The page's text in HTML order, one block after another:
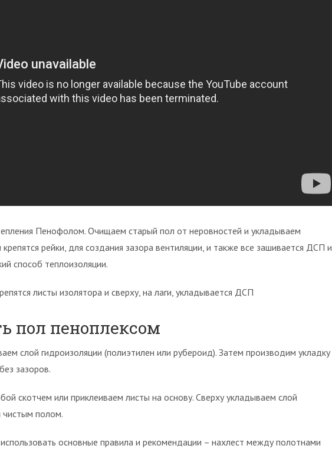
Пенофолом. Очищаем старый пол от неровностей и укладываем
рейки, для создания зазора вентиляции, и также все зашивается ДСП и
способ теплоизоляции.
листы изолятора и сверху, на лаги, укладывается ДСП
пол пеноплексом
слой гидроизоляции (полиэтилен или рубероид). Затем производим укладку
зазоров.
скотчем или приклеиваем листы на основу. Сверху укладываем слой
чистым полом.
основные правила и рекомендации – нахлест между полотнами